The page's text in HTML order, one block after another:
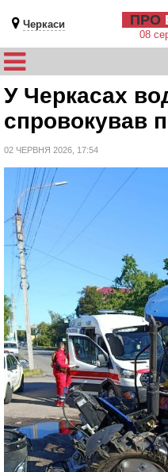
Черкаси ПРО
08
У Черкасах
спровокував
02 ЧЕРВНЯ 2026, 17:54